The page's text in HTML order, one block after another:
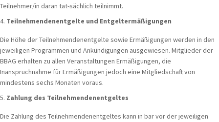
Teilnehmer/in daran tat-sächlich teilnimmt.
Teilnehmendenentgelte und Entgeltermäßigungen
Die Höhe der Teilnehmendenentgelte sowie Ermäßigungen werden in den
jeweiligen Programmen und Ankündigungen ausgewiesen. Mitglieder der
BBAG erhalten zu allen Veranstaltungen Ermäßigungen, die
Inanspruchnahme für Ermäßigungen jedoch eine Mitgliedschaft von
mindestens sechs Monaten voraus.
Zahlung des Teilnehmendenentgeltes
Die Zahlung des Teilnehmendenentgeltes kann in bar vor der jeweiligen